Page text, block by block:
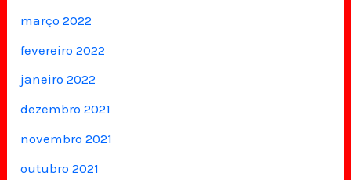
março 2022
fevereiro 2022
janeiro 2022
dezembro 2021
novembro 2021
outubro 2021